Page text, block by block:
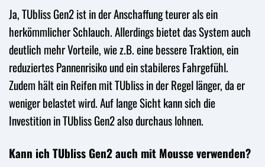
Ja, TUbliss Gen2 ist in der Anschaffung teurer als ein
herkömmlicher Schlauch. Allerdings bietet das System auch
deutlich mehr Vorteile, wie z.B. eine bessere Traktion, ein
reduziertes Pannenrisiko und ein stabileres Fahrgefühl.
Zudem hält ein Reifen mit TUbliss in der Regel länger, da er
weniger belastet wird. Auf lange Sicht kann sich die
Investition in TUbliss Gen2 also durchaus lohnen.
Kann ich TUbliss Gen2 auch mit Mousse verwenden?